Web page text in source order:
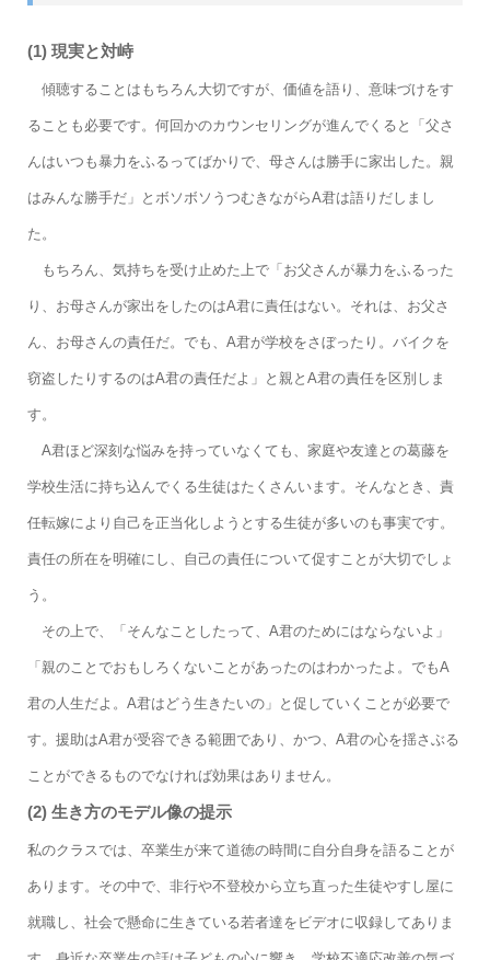
(1) 現実と対峙
傾聴することはもちろん大切ですが、価値を語り、意味づけをす
ることも必要です。何回かのカウンセリングが進んでくると「父さ
んはいつも暴力をふるってばかりで、母さんは勝手に家出した。親
はみんな勝手だ」とボソボソうつむきながらA君は語りだしまし
た。
もちろん、気持ちを受け止めた上で「お父さんが暴力をふるった
り、お母さんが家出をしたのはA君に責任はない。それは、お父さ
ん、お母さんの責任だ。でも、A君が学校をさぼったり。バイクを
窃盗したりするのはA君の責任だよ」と親とA君の責任を区別しま
す。
A君ほど深刻な悩みを持っていなくても、家庭や友達との葛藤を
学校生活に持ち込んでくる生徒はたくさんいます。そんなとき、責
任転嫁により自己を正当化しようとする生徒が多いのも事実です。
責任の所在を明確にし、自己の責任について促すことが大切でしょ
う。
その上で、「そんなことしたって、A君のためにはならないよ」
「親のことでおもしろくないことがあったのはわかったよ。でもA
君の人生だよ。A君はどう生きたいの」と促していくことが必要で
す。援助はA君が受容できる範囲であり、かつ、A君の心を揺さぶる
ことができるものでなければ効果はありません。
(2) 生き方のモデル像の提示
私のクラスでは、卒業生が来て道徳の時間に自分自身を語ることが
あります。その中で、非行や不登校から立ち直った生徒やすし屋に
就職し、社会で懸命に生きている若者達をビデオに収録してありま